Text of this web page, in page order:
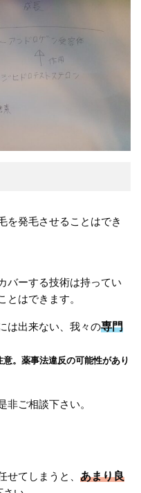
を発毛させることはでき
バーする技術は持ってい
とはできます。
は出来ない、我々の専門
。薬事法違反の可能性があり
非ご相談下さい。
せてしまうと、 あまり良